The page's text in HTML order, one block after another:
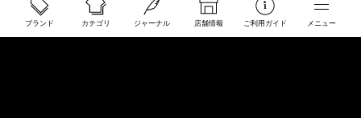
ブランド カテゴリ ジャーナル 店舗情報 ご利用ガイド メニュー
0985-32-5511
(月〜土12 - 20時 日祝 - 19時 水曜定休)